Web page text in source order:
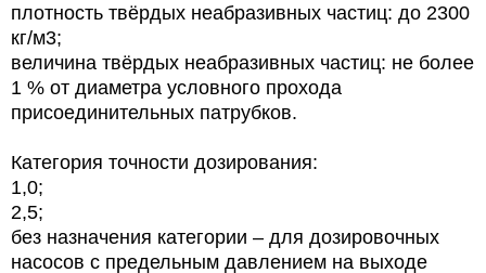
плотность твёрдых неабразивных частиц: до 2300
кг/м3;
величина твёрдых неабразивных частиц: не более
1 % от диаметра условного прохода
присоединительных патрубков.
Категория точности дозирования:
1,0;
2,5;
без назначения категории – для дозировочных
насосов с предельным давлением на выходе